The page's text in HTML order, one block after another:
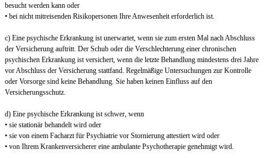
besucht werden kann oder
• bei nicht mitreisenden Risikopersonen Ihre Anwesenheit erforderlich ist.
c) Eine psychische Erkrankung ist unerwartet, wenn sie zum ersten Mal nach Abschluss
der Versicherung auftritt. Der Schub oder die Verschlechterung einer chronischen
psychischen Erkrankung ist versichert, wenn die letzte Behandlung mindestens drei Jahre
vor Abschluss der Versicherung stattfand. Regelmäßige Untersuchungen zur Kontrolle
oder Vorsorge sind keine Behandlung. Sie haben keinen Einfluss auf den
Versicherungsschutz.
d) Eine psychische Erkrankung ist schwer, wenn
• sie stationär behandelt wird oder
• sie von einem Facharzt für Psychiatrie vor Stornierung attestiert wird oder
• von Ihrem Krankenversicherer eine ambulante Psychotherapie genehmigt wird.